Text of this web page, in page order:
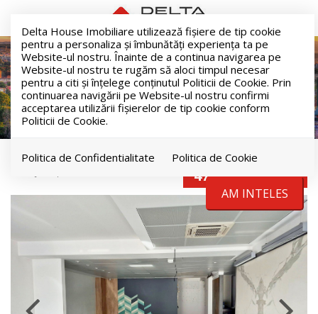
Delta House Imobiliare utilizează fişiere de tip cookie
pentru a personaliza și îmbunătăți experiența ta pe
Website-ul nostru. Înainte de a continua navigarea pe
Website-ul nostru te rugăm să aloci timpul necesar
pentru a citi și înțelege conținutul Politicii de Cookie. Prin
continuarea navigării pe Website-ul nostru confirmi
acceptarea utilizării fişierelor de tip cookie conform
Politicii de Cookie.
Politica de Confidentialitate Politica de Cookie
AM INTELES
Oportunitate! Spațiu Fabricii,
174mp, terasă 50mp, finisat,
parcare inclusă
479.000€+ TVA